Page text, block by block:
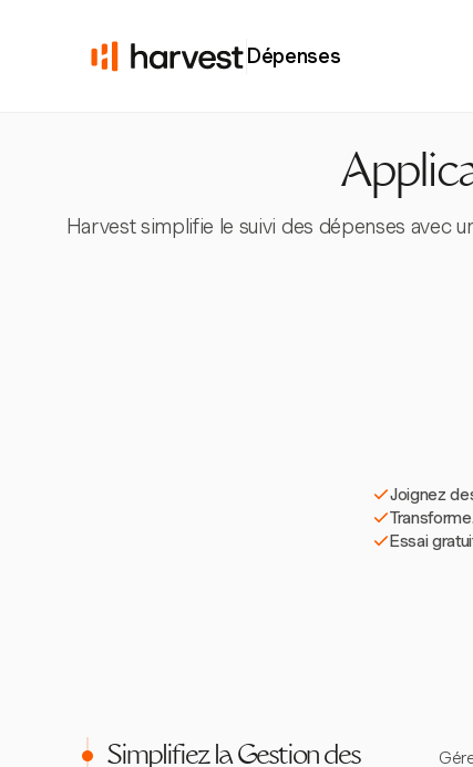
Dépenses
Harvest simplifie le suivi des dépenses avec
Joignez
Essai
Simplifiez la Gestion des